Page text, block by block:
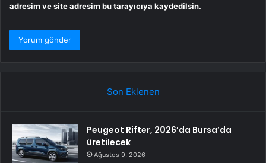
adresim ve site adresim bu tarayıcıya kaydedilsin.
Son Eklenen
Peugeot Rifter, 2026’da Bursa’da
üretilecek
Ağustos 9, 2026